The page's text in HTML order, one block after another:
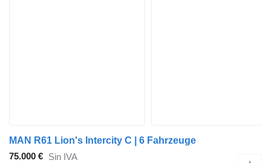
MAN R61 Lion's Intercity C | 6 Fahrzeuge
75.000 € Sin IVA